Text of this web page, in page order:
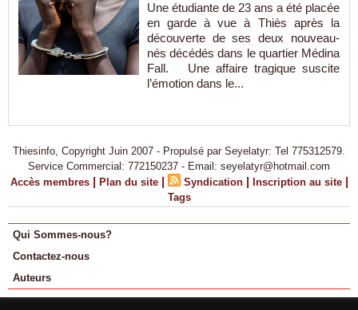
Une étudiante de 23 ans a été placée
en garde à vue à Thiès après la
découverte de ses deux nouveau-
nés décédés dans le quartier Médina
Fall. Une affaire tragique suscite
l’émotion dans le...
Thiesinfo, Copyright Juin 2007 - Propulsé par Seyelatyr: Tel 775312579.
Service Commercial: 772150237 - Email: seyelatyr@hotmail.com
Accès membres | Plan du site | Syndication | Inscription au site |
Tags
Qui Sommes-nous?
Contactez-nous
Auteurs